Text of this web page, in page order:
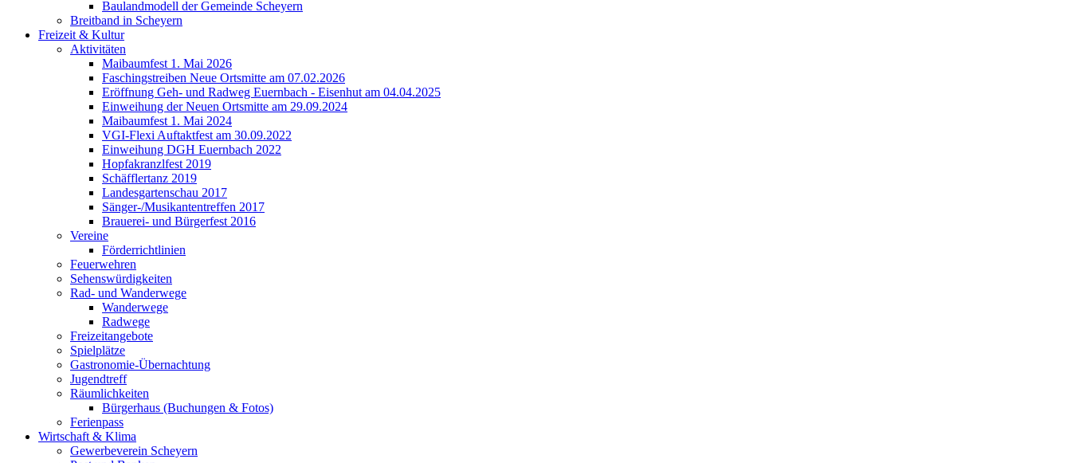
Baulandmodell der Gemeinde Scheyern
Breitband in Scheyern
Freizeit & Kultur
Aktivitäten
Maibaumfest 1. Mai 2026
Faschingstreiben Neue Ortsmitte am 07.02.2026
Eröffnung Geh- und Radweg Euernbach - Eisenhut am 04.04.2025
Einweihung der Neuen Ortsmitte am 29.09.2024
Maibaumfest 1. Mai 2024
VGI-Flexi Auftaktfest am 30.09.2022
Einweihung DGH Euernbach 2022
Hopfakranzlfest 2019
Schäfflertanz 2019
Landesgartenschau 2017
Sänger-/Musikantentreffen 2017
Brauerei- und Bürgerfest 2016
Vereine
Förderrichtlinien
Feuerwehren
Sehenswürdigkeiten
Rad- und Wanderwege
Wanderwege
Radwege
Freizeitangebote
Spielplätze
Gastronomie-Übernachtung
Jugendtreff
Räumlichkeiten
Bürgerhaus (Buchungen & Fotos)
Ferienpass
Wirtschaft & Klima
Gewerbeverein Scheyern